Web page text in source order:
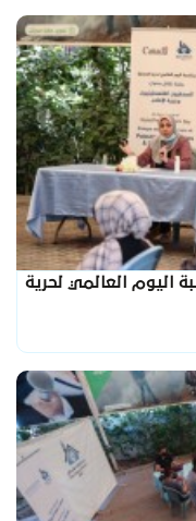
اليوم العالمي لحرية